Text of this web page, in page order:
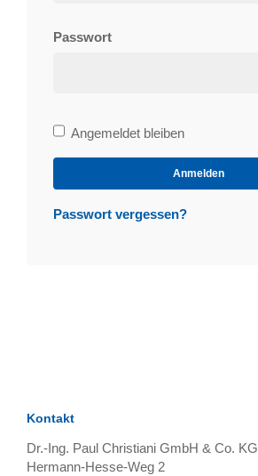
Passwort
Bleibe
angemeldet
Angemeldet bleiben
Anmelden
Passwort vergessen?
Kontakt
Dr.-Ing. Paul Christiani GmbH & Co. KG
Hermann-Hesse-Weg 2